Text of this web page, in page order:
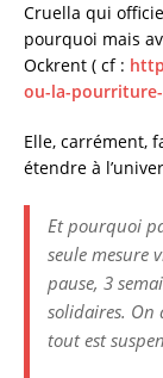
Cruella qui
pourquoi mais
Ockrent ( cf :
ou-la-
Elle, carrément,
étendre à
Et pourquoi
seule mesure
pause, 3
solidaires. On
tout est